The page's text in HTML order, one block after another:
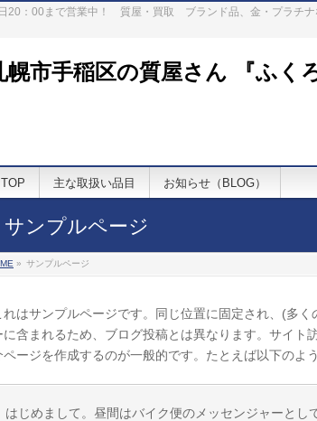
20：00まで営業中！ 質屋・買取 ブランド品、金・プラチ
幌市手稲区の質屋さん 『ふく
TOP 主な取扱い品目 お知らせ（BLOG）
サンプルページ
» サンプルページ
れはサンプルページです。同じ位置に固定され、(多
に含まれるため、ブログ投稿とは異なります。サイト
ページを作成するのが一般的です。たとえば以下のよ
はじめまして。昼間はバイク便のメッセンジャーとし